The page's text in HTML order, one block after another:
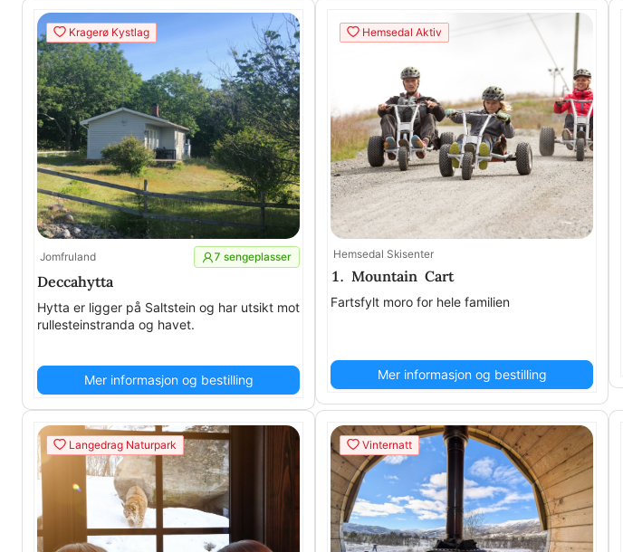
Kragerø Kystlag
Jomfruland 7 sengeplasser
Deccahytta
Hytta er ligger på Saltstein og har utsikt mot
rullesteinstranda og havet.
Mer informasjon og bestilling
Hemsedal Aktiv
Hemsedal Skisenter
1. Mountain Cart
Fartsfylt moro for hele familien
Mer informasjon og bestilling
Langedrag Naturpark Vinternatt